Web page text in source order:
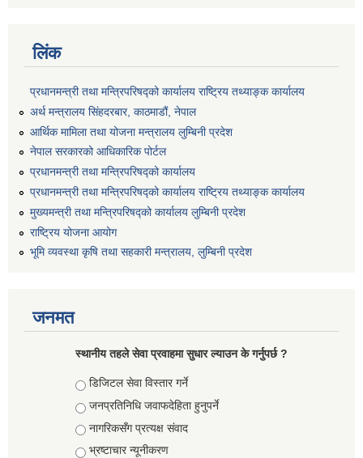
लिंक
प्रधानमन्त्री तथा मन्त्रिपरिषद्को कार्यालय राष्ट्रिय तथ्याङ्क कार्यालय
अर्थ मन्त्रालय सिंहदरबार, काठमाडौं, नेपाल
आर्थिक मामिला तथा योजना मन्त्रालय लुम्बिनी प्रदेश
नेपाल सरकारको आधिकारिक पोर्टल
प्रधानमन्त्री तथा मन्त्रिपरिषद्को कार्यालय
प्रधानमन्त्री तथा मन्त्रिपरिषद्को कार्यालय राष्ट्रिय तथ्याङ्क कार्यालय
मुख्यमन्त्री तथा मन्त्रिपरिषद्को कार्यालय लुम्बिनी प्रदेश
राष्ट्रिय योजना आयोग
भूमि व्यवस्था कृषि तथा सहकारी मन्त्रालय, लुम्बिनी प्रदेश
जनमत
स्थानीय तहले सेवा प्रवाहमा सुधार ल्याउन के गर्नुपर्छ ?
Choices
डिजिटल सेवा विस्तार गर्ने
जनप्रतिनिधि जवाफदेहिता हुनुपर्ने
नागरिकसँग प्रत्यक्ष संवाद
भ्रष्टाचार न्यूनीकरण